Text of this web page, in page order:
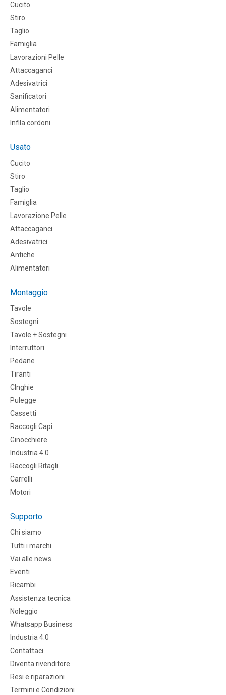
Cucito
Stiro
Taglio
Famiglia
Lavorazioni Pelle
Attaccaganci
Adesivatrici
Sanificatori
Alimentatori
Infila cordoni
Usato
Cucito
Stiro
Taglio
Famiglia
Lavorazione Pelle
Attaccaganci
Adesivatrici
Antiche
Alimentatori
Montaggio
Tavole
Sostegni
Tavole + Sostegni
Interruttori
Pedane
Tiranti
CInghie
Pulegge
Cassetti
Raccogli Capi
Ginocchiere
Industria 4.0
Raccogli Ritagli
Carrelli
Motori
Supporto
Chi siamo
Tutti i marchi
Vai alle news
Eventi
Ricambi
Assistenza tecnica
Noleggio
Whatsapp Business
Industria 4.0
Contattaci
Diventa rivenditore
Resi e riparazioni
Termini e Condizioni